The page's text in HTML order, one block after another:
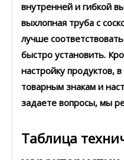
внутренней и гибкой
выхлопная труба с
лучше
быстро установить.
настройку продуктов,
товарным знакам и
задаете вопросы, мы
Таблица